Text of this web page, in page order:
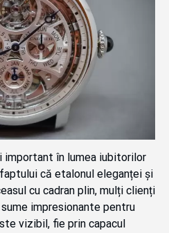
important în lumea iubitorilor
că etalonul eleganței și
cu cadran plin, mulți clienți
impresionante pentru
vizibil, fie prin capacul